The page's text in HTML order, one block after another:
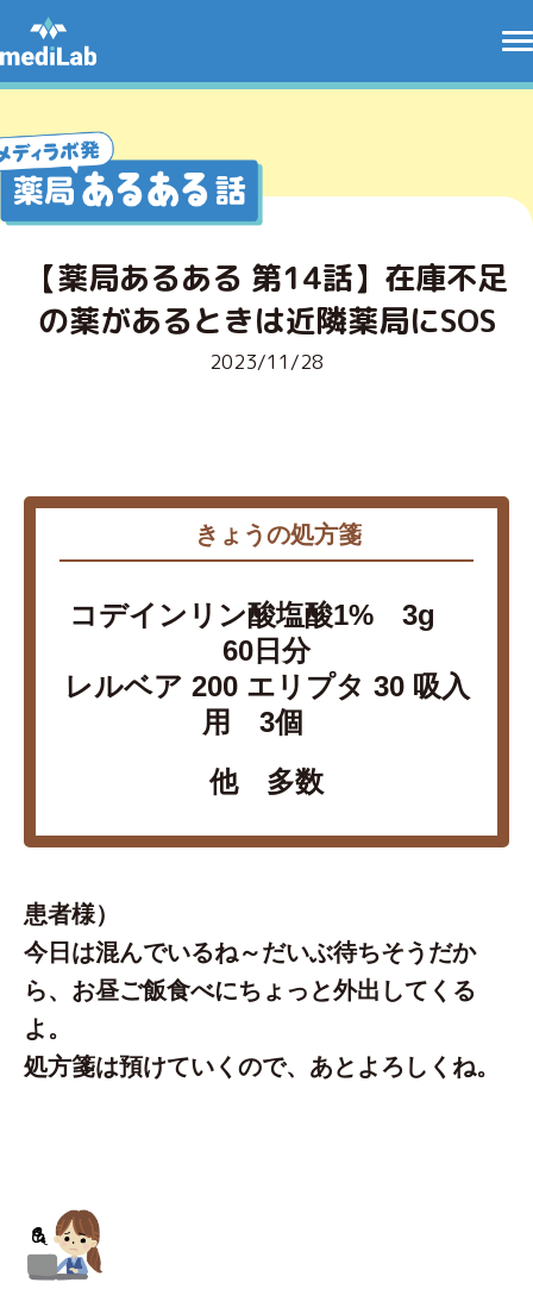
【薬局あるある 第14話】在庫不足
の薬があるときは近隣薬局にSOS
2023/11/28
きょうの処方箋
コデインリン酸塩酸1% 3g
60日分
レルベア 200 エリプタ 30 吸入
用 3個
他 多数
患者様）
今日は混んでいるね～だいぶ待ちそうだか
ら、お昼ご飯食べにちょっと外出してくる
よ。
処方箋は預けていくので、あとよろしくね。